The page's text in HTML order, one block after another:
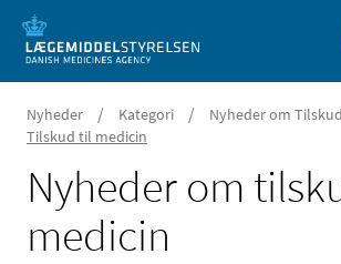
Nyheder / Kategori / Nyheder om
Tilskud til medicin
Nyheder om
medicin